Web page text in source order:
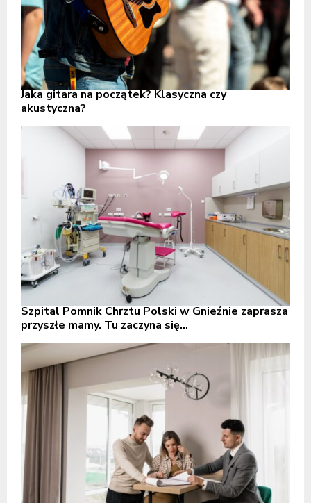
Jaka gitara na początek? Klasyczna czy
akustyczna?
Szpital Pomnik Chrztu Polski w Gnieźnie zaprasza
przyszłe mamy. Tu zaczyna się...